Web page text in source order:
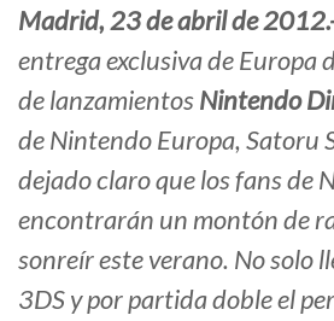
Madrid, 23 de abril de
entrega exclusiva de Europa
de lanzamientosNintendo
de Nintendo Europa, Satoru
dejado claro que los fans de
encontrarán un montón de
sonreír este verano. No solo
3DS y por partida doble el